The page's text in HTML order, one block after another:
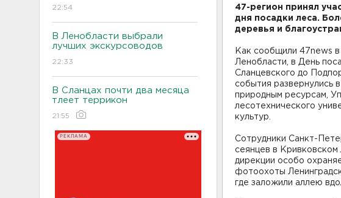
22:54
В Ленобласти выбрали
лучших экскурсоводов
22:33
В Сланцах почти два месяца
тлеет террикон
21:55
РЕКЛАМА
47-регион принял
дня посадки леса.
деревья и
Как сообщили 47news
Ленобласти, в День
Сланцевского до
события развернулись
природным ресурсам,
лесотехнического
культур.
Сотрудники Санкт-
сеянцев в Кривковском
дирекции особо
фотоохоты
где заложили аллею